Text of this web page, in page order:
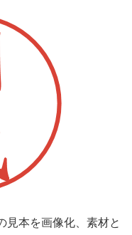
見本を画像化、素材と